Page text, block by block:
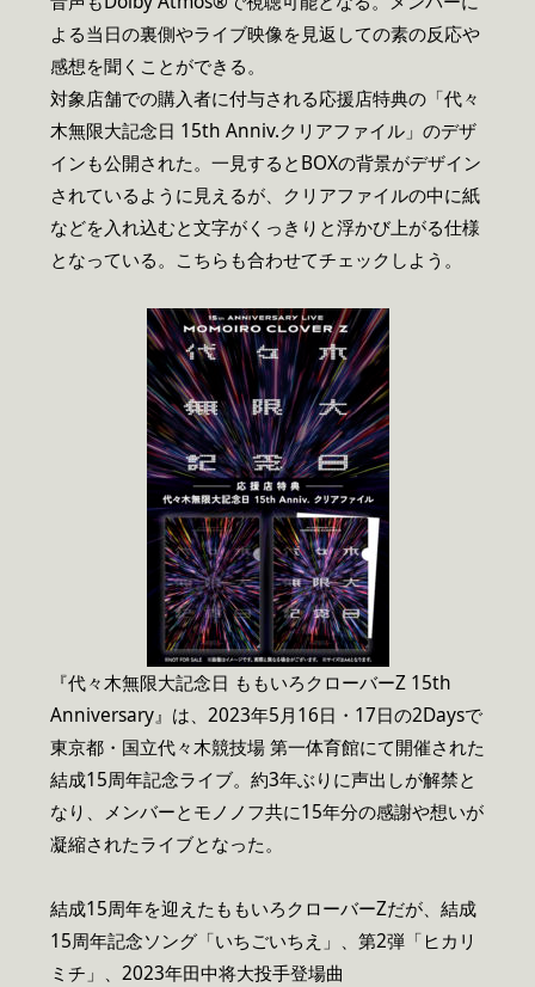
よる当日の裏側やライブ映像を見返しての素の反応や
感想を聞くことができる。
対象店舗での購入者に付与される応援店特典の「代々
木無限大記念日 15th Anniv.クリアファイル」のデザ
インも公開された。一見するとBOXの背景がデザイン
されているように見えるが、クリアファイルの中に紙
などを入れ込むと文字がくっきりと浮かび上がる仕様
となっている。こちらも合わせてチェックしよう。
『代々木無限大記念日 ももいろクローバーZ 15th
Anniversary』は、2023年5月16日・17日の2Daysで
東京都・国立代々木競技場 第一体育館にて開催された
結成15周年記念ライブ。約3年ぶりに声出しが解禁と
なり、メンバーとモノノフ共に15年分の感謝や想いが
凝縮されたライブとなった。
結成15周年を迎えたももいろクローバーZだが、結成
15周年記念ソング「いちごいちえ」、第2弾「ヒカリ
ミチ」、2023年田中将大投手登場曲